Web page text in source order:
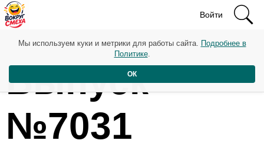
Войти
Выпуск
№7031
Мы используем куки и метрики для работы сайта. Подробнее в
Политике.
ОК